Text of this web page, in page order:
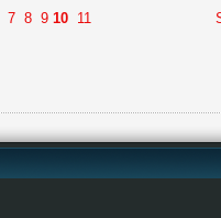
7 8 9 10 11